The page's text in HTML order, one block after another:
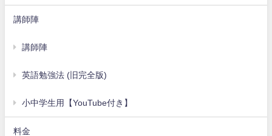
講師陣
講師陣
英語勉強法 (旧完全版)
小中学生用【YouTube付き】
料金